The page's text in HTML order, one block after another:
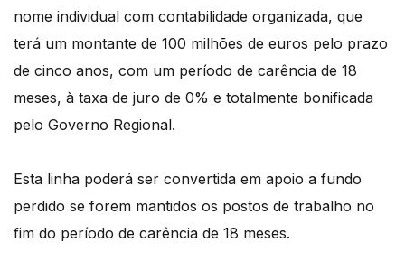
nome individual com contabilidade organizada, que
terá um montante de 100 milhões de euros pelo prazo
de cinco anos, com um período de carência de 18
meses, à taxa de juro de 0% e totalmente bonificada
pelo Governo Regional.
Esta linha poderá ser convertida em apoio a fundo
perdido se forem mantidos os postos de trabalho no
fim do período de carência de 18 meses.